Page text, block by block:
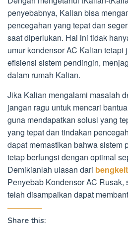
penyebabnya, Kalian bisa
pencegahan yang tepat dan
saat diperlukan. Hal ini tidak
umur kondensor AC Kalian tetapi
efisiensi sistem pendingin,
dalam rumah Kalian.
Jika Kalian mengalami masalah
jangan ragu untuk mencari
guna mendapatkan solusi yang
yang tepat dan tindakan
dapat memastikan bahwa sistem
tetap berfungsi dengan optimal
Demikianlah ulasan dari
Penyebab Kondensor AC Rusak,
telah disampaikan dapat
Share this: